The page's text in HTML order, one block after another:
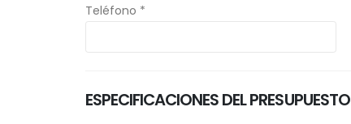
Teléfono *
ESPECIFICACIONES DEL PRESUPUESTO